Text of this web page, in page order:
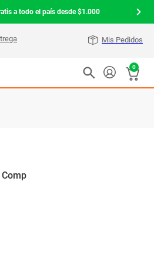
a todo el país desde $1.000
Mis Pedidos
0